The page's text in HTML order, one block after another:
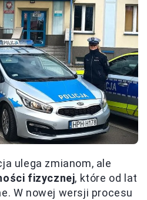
ulega zmianom, ale
fizycznej, które od lat
W nowej wersji procesu